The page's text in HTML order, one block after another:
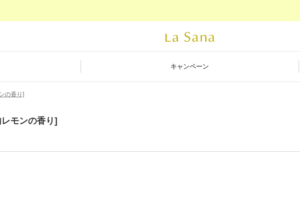
キャンペーン
の香り]
モンの香り]